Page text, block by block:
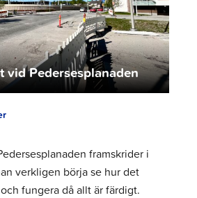
vid Pedersesplanaden
framskrider i
verkligen börja se hur det
fungera då allt är färdigt.